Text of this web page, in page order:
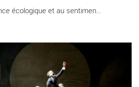
Face à l’urgence écologique et au sentiment [...]
: magistral ! - Critique sortie
D'HONNEUR DU PALAIS DES